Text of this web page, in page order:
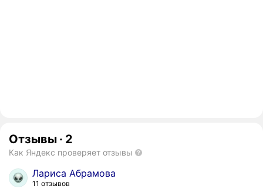
Отзывы · 2
Как Яндекс проверяет отзывы
Лариса Абрамова
11 отзывов